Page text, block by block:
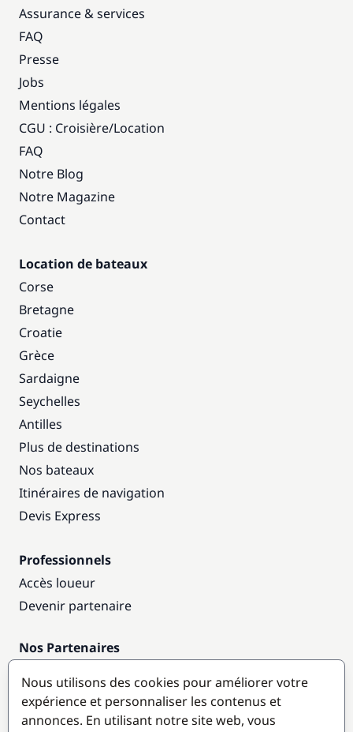
Assurance & services
FAQ
Presse
Jobs
Mentions légales
CGU : Croisière/Location
FAQ
Notre Blog
Notre Magazine
Contact
Location de bateaux
Corse
Bretagne
Croatie
Grèce
Sardaigne
Seychelles
Antilles
Plus de destinations
Nos bateaux
Itinéraires de navigation
Devis Express
Professionnels
Accès loueur
Devenir partenaire
Nos Partenaires
Destinations populaires
Nous utilisons des cookies pour améliorer votre
expérience et personnaliser les contenus et
annonces. En utilisant notre site web, vous